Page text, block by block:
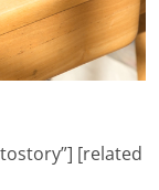
[related